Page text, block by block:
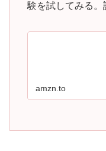
験を試してみる
amzn.to